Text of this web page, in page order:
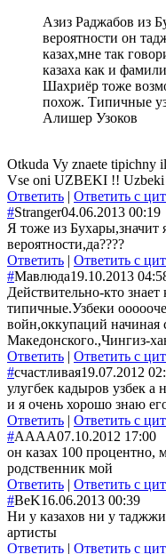
Азиз Раджабов из
вероятности он
казах,мне так
казаха как и
Шахриёр тоже
похож. Типичные
Алишер Узоков
Otkuda Vy znaete tipichny
Vse oni UZBEKI !! Uzbeki
Ответить | Ответить с
#Stranger04.06.2013 00:19
Я тоже из Бухары,значит
вероятности,да????
Ответить | Ответить с
#Мавлюда19.10.2013
Действительно-кто
типичные.Узбеки
войн,оккупаций начиная
Македонского.,Чингиз-
Ответить | Ответить с
#счастливая19.07.2012
улугбек кадыров узбек а
и я очень хорошо знаю
Ответить | Ответить с
#АААА07.10.2012 17:00
он казах 100
родственник мой
Ответить | Ответить с
#BeK16.06.2013 00:39
Ни у казахов ни у
артисты
Ответить | Ответить с